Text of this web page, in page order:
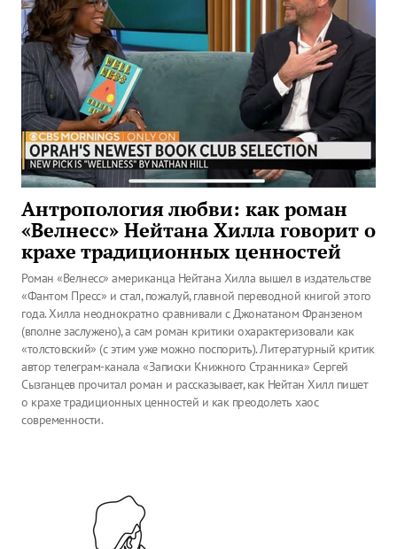
Антропология любви: как роман
«Велнесс» Нейтана Хилла говорит о
крахе традиционных ценностей
Роман «Велнесс» американца Нейтана Хилла вышел в издательстве
«Фантом Пресс» и стал, пожалуй, главной переводной книгой этого
года. Хилла неоднократно сравнивали с Джонатаном Франзеном
(вполне заслужено), а сам роман критики охарактеризовали как
«толстовский» (с этим уже можно поспорить). Литературный критик,
автор телеграм-канала «Записки Книжного Странника» Сергей
Сызганцев прочитал роман и рассказывает, как Нейтан Хилл пишет
о крахе традиционных ценностей и как преодолеть хаос
современности.